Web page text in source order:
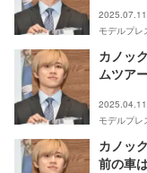
モデルプレ
カノッ
ムツア
モデルプレ
カノッ
前の車